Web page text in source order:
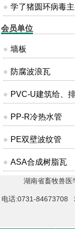
学了猪圆环病毒
会员单位
墙板
防腐波浪瓦
PVC-U建筑给、
PP-R冷热水管
PE双壁波纹管
ASA合成树脂瓦
湖南省畜牧兽
电话:0731-84673708